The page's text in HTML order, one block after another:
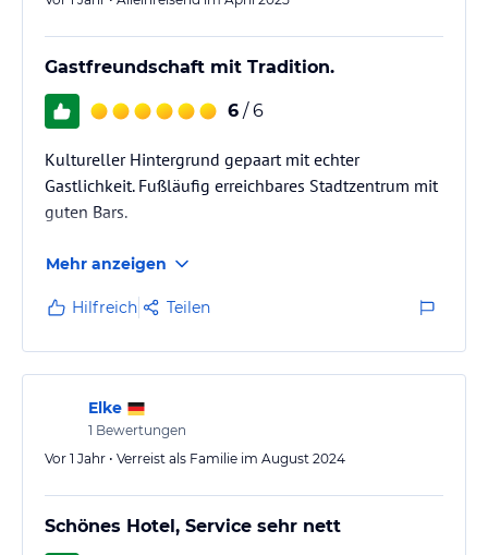
Gastfreundschaft mit Tradition.
6 / 6
Kultureller Hintergrund gepaart mit echter
Gastlichkeit. Fußläufig erreichbares Stadtzentrum mit
guten Bars.
Mehr anzeigen
Hilfreich Teilen
Elke
1 Bewertungen
Vor 1 Jahr • Verreist als Familie im August 2024
Schönes Hotel, Service sehr nett